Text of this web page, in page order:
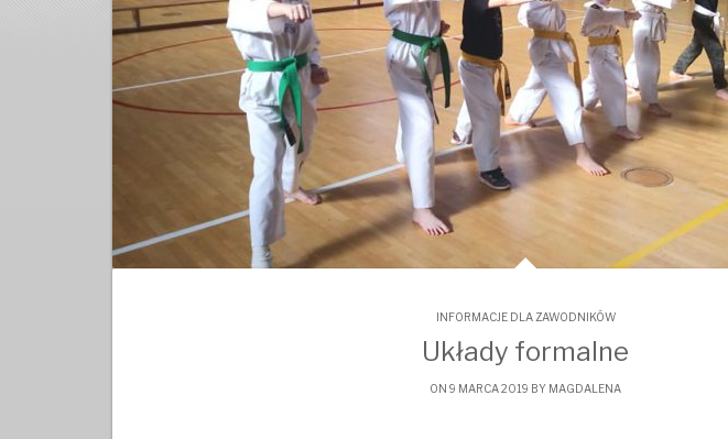
INFORMACJE DLA ZAWODNIKÓW
Układy formalne
ON 9 MARCA 2019 BY MAGDALENA